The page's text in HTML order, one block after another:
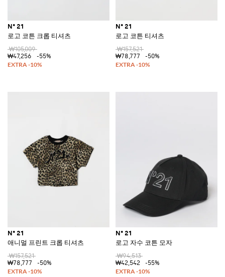
N° 21
로고 코튼 크롭 티셔츠
₩105,009
₩47,256
-55%
N° 21
로고 코튼 티셔츠
₩157,521
₩78,777
-50%
N° 21
애니멀 프린트 크롭 티셔츠
₩157,521
₩78,777
-50%
N° 21
로고 자수 코튼 모자
₩94,513
₩42,542
-55%